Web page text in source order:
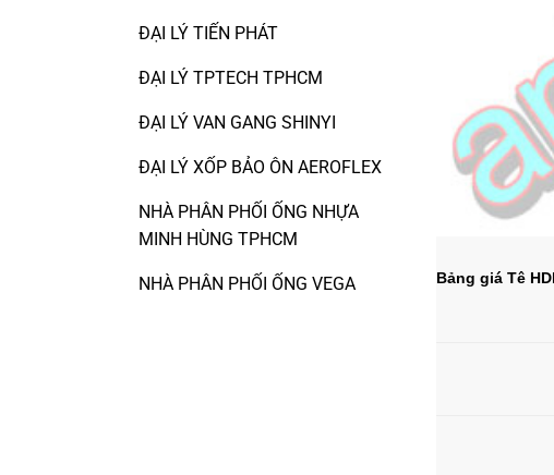
ĐẠI LÝ TIẾN PHÁT
ĐẠI LÝ TPTECH TPHCM
ĐẠI LÝ VAN GANG SHINYI
ĐẠI LÝ XỐP BẢO ÔN AEROFLEX
NHÀ PHÂN PHỐI ỐNG NHỰA
MINH HÙNG TPHCM
NHÀ PHÂN PHỐI ỐNG VEGA Bảng giá Tê